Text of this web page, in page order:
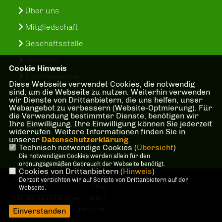
Über uns
Mitgliedschaft
Geschäftsstelle
Vorstand
Sportabzeichen
SuS-In-Treff
Kinder- und Jugenschutzkonzept
Bankverbindung
@2026 Spiel und Sport 1927 e. V.
Cookie Hinweis
Diese Webseite verwendet Cookies, die notwendig
sind, um die Webseite zu nutzen. Weiterhin verwenden
wir Dienste von Drittanbietern, die uns helfen, unser
Webangebot zu verbessern (Website-Optmierung). Für
die Verwendung bestimmter Dienste, benötigen wir
Ihre Einwilligung. Ihre Einwilligung können Sie jederzeit
widerrufen. Weitere Informationen finden Sie in
unserer Datenschutzerklärung.
Technisch notwendige Cookies (Übersicht)
Die notwendigen Cookies werden allein für den
ordnungsgemäßen Gebrauch der Webseite benötigt.
Cookies von Drittanbietern (Hinweis)
Derzeit verzichten wir auf Scripte von Drittanbietern auf der
Webseite.
Einverstanden